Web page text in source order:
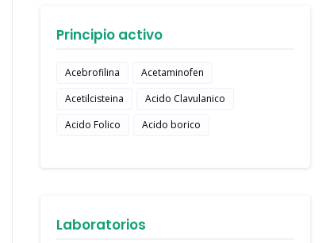
Principio activo
Acebrofilina
Acetaminofen
Acetilcisteina
Acido Clavulanico
Acido Folico
Acido borico
Laboratorios